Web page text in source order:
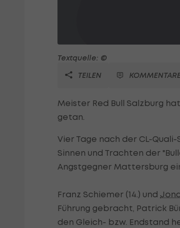
Textquelle: ©
TEILEN
Meister Red Bull Salzburg
getan.
Vier Tage nach der CL-
Sinnen und Trachten der
Angstgegner Mattersburg
Franz Schiemer (14.) und
Führung gebracht, Patrick
den Gleich- bzw. Endstand